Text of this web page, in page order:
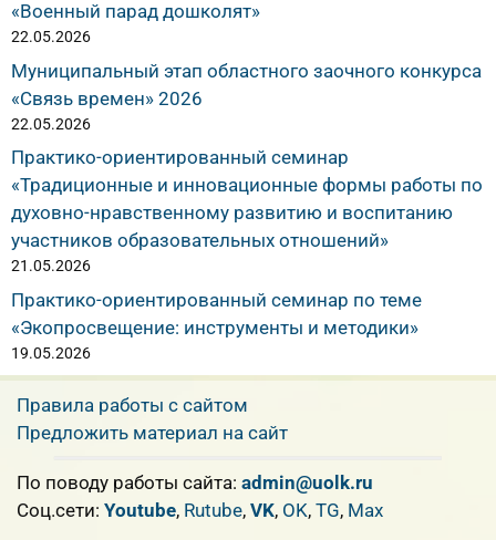
«Военный парад дошколят»
22.05.2026
Муниципальный этап областного заочного конкурса
«Связь времен» 2026
22.05.2026
Практико-ориентированный семинар
«Традиционные и инновационные формы работы по
духовно-нравственному развитию и воспитанию
участников образовательных отношений»
21.05.2026
Практико-ориентированный семинар по теме
«Экопросвещение: инструменты и методики»
19.05.2026
Правила работы с сайтом
Предложить материал на сайт
По поводу работы сайта: admin@uolk.ru
Cоц.сети: Youtube, Rutube, VK, OK, TG, Max